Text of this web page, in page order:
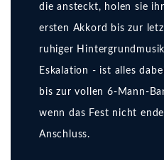
die ansteckt, holen sie
ersten Akkord bis zur
ruhiger
Eskalation - ist alles
bis zur vollen 6-Mann-
wenn das Fest nicht
Anschluss.